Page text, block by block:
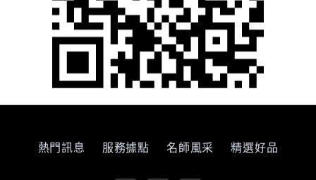
熱門訊息 服務據點 名師風采 精選好品